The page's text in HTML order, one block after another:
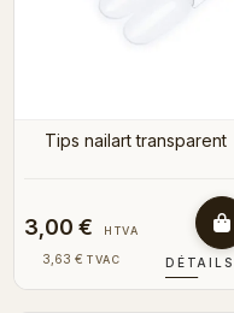
Tips nailart transparent
3,00 € HTVA
3,63 € TVAC DÉTAILS